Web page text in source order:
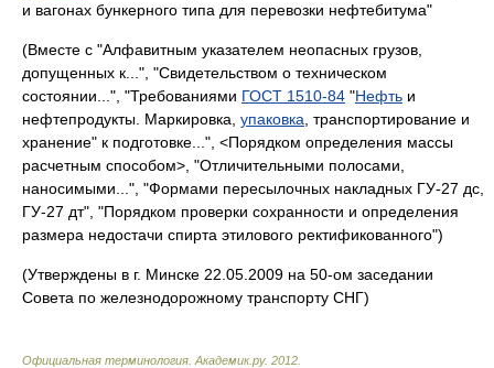
и вагонах бункерного типа для перевозки нефтебитума"
(Вместе с "Алфавитным указателем неопасных грузов,
допущенных к...", "Свидетельством о техническом
состоянии...", "Требованиями ГОСТ 1510-84 "Нефть и
нефтепродукты. Маркировка, упаковка , транспортирование и
хранение" к подготовке...", <Порядком определения массы
расчетным способом>, "Отличительными полосами,
наносимыми...", "Формами пересылочных накладных ГУ-27 дс,
ГУ-27 дт", "Порядком проверки сохранности и определения
размера недостачи спирта этилового ректификованного")
(Утверждены в г. Минске 22.05.2009 на 50-ом заседании
Совета по железнодорожному транспорту СНГ)
Официальная терминология Академик.ру. 2012